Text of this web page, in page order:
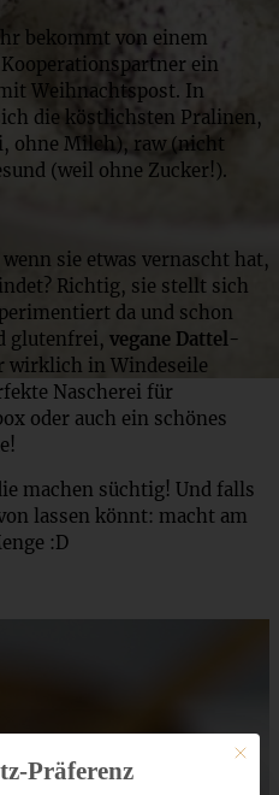
bekommt von einem
ein
Weihnachtspost. In
die köstlichsten Pralinen,
ohne Milch), raw (nicht
(weil ohne Zucker!).
sie etwas vernascht hat,
Richtig, sie stellt sich
da und schon
glutenfrei, vegane Dattel-
wirklich in Windeseile
Nascherei für
oder auch ein schönes
machen süchtig! Und falls
lassen könnt: macht am
:D
Mit
Präferenz